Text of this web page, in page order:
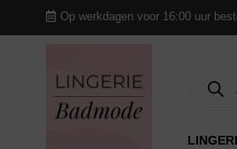
Op werkdagen voor 16:00 uur